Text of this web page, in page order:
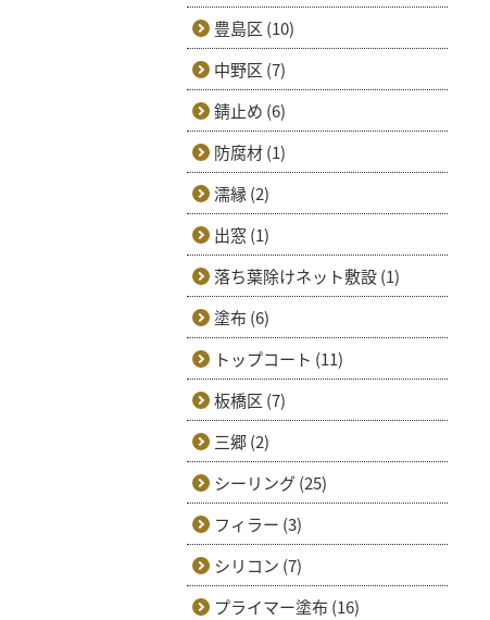
豊島区 (10)
中野区 (7)
錆止め (6)
防腐材 (1)
濡縁 (2)
出窓 (1)
落ち葉除けネット敷設 (1)
塗布 (6)
トップコート (11)
板橋区 (7)
三郷 (2)
シーリング (25)
フィラー (3)
シリコン (7)
プライマー塗布 (16)